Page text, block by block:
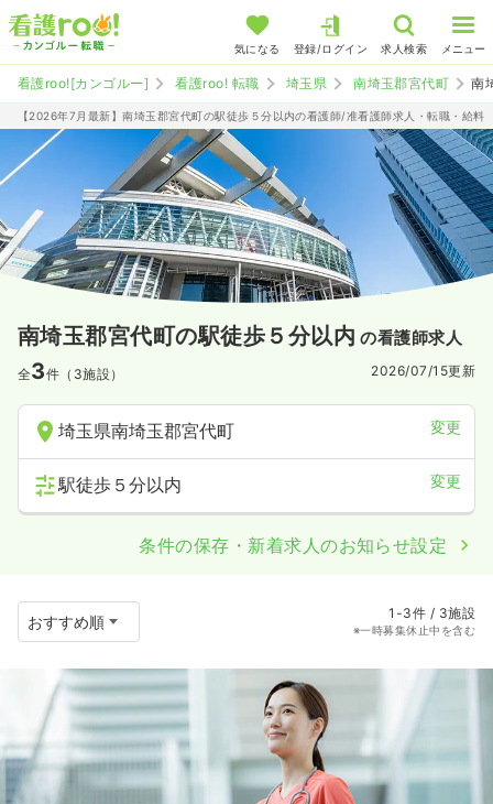
気になる 登録/ログイン 求人検索 メニュー
看護roo![カンゴルー] 看護roo! 転職 埼玉県 南埼玉郡宮代町 南
【2026年7月最新】南埼玉郡宮代町の駅徒歩５分以内の看護師/准看護師求人・転職・給料
南埼玉郡宮代町の駅徒歩５分以内 の看護師求人
全3件（3施設） 2026/07/15更新
埼玉県南埼玉郡宮代町 変更
駅徒歩５分以内 変更
条件の保存・新着求人のお知らせ設定
1-3件 / 3施設
※一時募集休止中を含む